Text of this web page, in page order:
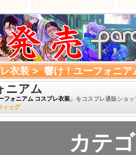
衣装> 響け！ユーフォニア
ニアム
フォニアム コスプレ衣装 』をコスプレ通販ショッ
ィッグ
カテ